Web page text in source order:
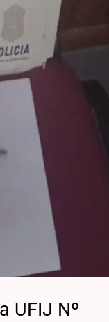
UFIJ Nº